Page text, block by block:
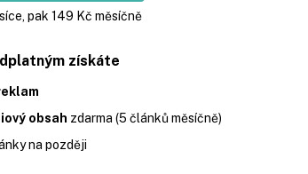
pak 149 Kč měsíčně
získáte
obsah zdarma (5 článků měsíčně)
na později